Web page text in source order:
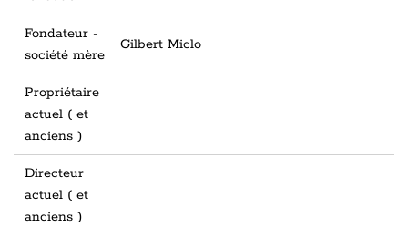
Fondateur -
société mère
Gilbert Miclo
Propriétaire
actuel ( et
anciens )
Directeur
actuel ( et
anciens )